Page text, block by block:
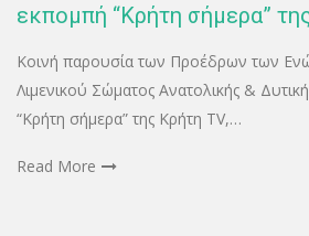
εκπομπή “Κρήτη σήμερα”
Κοινή παρουσία των Προέδρων των
Λιμενικού Σώματος Ανατολικής &
“Κρήτη σήμερα” της Κρήτη TV,…
Read More